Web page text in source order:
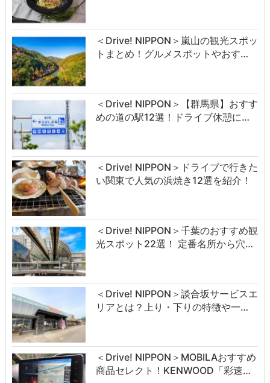
＜Drive! NIPPON＞嵐山の観光スポッ
トまとめ！グルメスポットやおす…
＜Drive! NIPPON＞【群馬県】おすす
めの道の駅12選！ドライブ休憩に…
＜Drive! NIPPON＞ドライブで行きた
い関東で人気の浜焼き12選を紹介！
＜Drive! NIPPON＞千葉のおすすめ観
光スポット22選！ 定番名所から穴…
＜Drive! NIPPON＞談合坂サービスエ
リアとは？上り・下りの特徴や一…
＜Drive! NIPPON＞MOBILAおすすめ
商品セレクト！KENWOOD「彩速…